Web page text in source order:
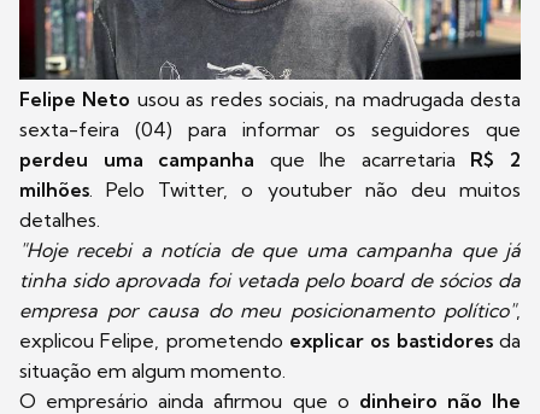
Felipe Neto usou as redes sociais, na madrugada desta
sexta-feira (04) para informar os seguidores que
perdeu uma campanha que lhe acarretaria R$ 2
milhões . Pelo Twitter, o youtuber não deu muitos
detalhes.
"Hoje recebi a notícia de que uma campanha que já
tinha sido aprovada foi vetada pelo board de sócios da
empresa por causa do meu posicionamento político",
explicou Felipe, prometendo explicar os bastidoresda
situação em algum momento.
O empresário ainda afirmou que o dinheiro não lhe